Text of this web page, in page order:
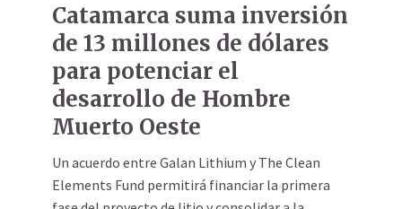
Catamarca suma inversión
de 13 millones de dólares
para potenciar el
desarrollo de Hombre
Muerto Oeste
Un acuerdo entre Galan Lithium y The Clean
Elements Fund permitirá financiar la primera